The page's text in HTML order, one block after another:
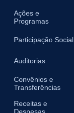
Ações e
Programas
Participação Social
Auditorias
Convênios e
Transferências
Receitas e